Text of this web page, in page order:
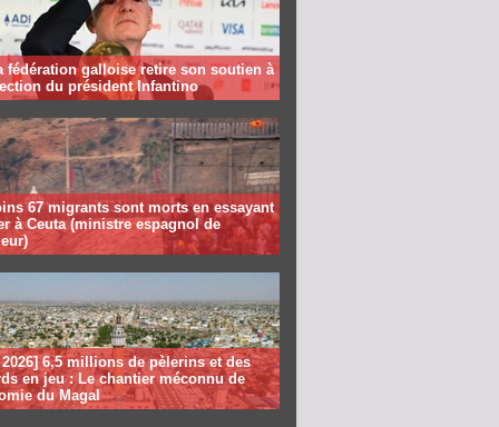
fédération galloise retire son soutien à
du président Infantino
67 migrants sont morts en essayant
à Ceuta (ministre espagnol de
6,5 millions de pèlerins et des
en jeu : Le chantier méconnu de
du Magal